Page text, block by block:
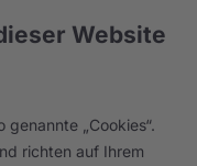
Website
„Cookies“.
richten auf Ihrem